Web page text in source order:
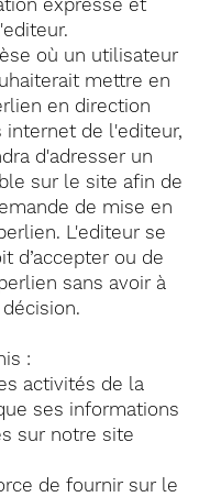
expresse et
où un utilisateur
mettre en
en direction
internet de l'editeur,
d'adresser un
sur le site afin de
de mise en
L'editeur se
d’accepter ou de
sans avoir à
:
activités de la
ses informations
sur notre site
de fournir sur le